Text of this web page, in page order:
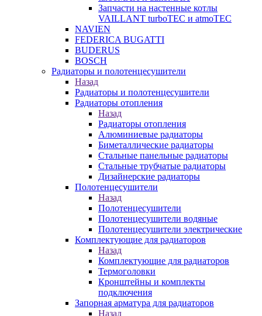
Запчасти на настенные котлы
VAILLANT turboTEC и atmoTEC
NAVIEN
FEDERICA BUGATTI
BUDERUS
BOSCH
Радиаторы и полотенцесушители
Назад
Радиаторы и полотенцесушители
Радиаторы отопления
Назад
Радиаторы отопления
Алюминиевые радиаторы
Биметаллические радиаторы
Стальные панельные радиаторы
Стальные трубчатые радиаторы
Дизайнерские радиаторы
Полотенцесушители
Назад
Полотенцесушители
Полотенцесушители водяные
Полотенцесушители электрические
Комплектующие для радиаторов
Назад
Комплектующие для радиаторов
Термоголовки
Кронштейны и комплекты
подключения
Запорная арматура для радиаторов
Назад